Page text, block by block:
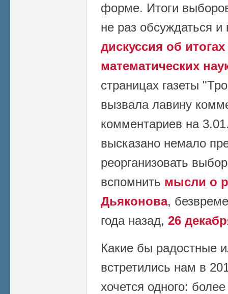
форме. Итоги
не раз обсуждаться и
дискуссия об
математических
страницах газеты
вызвала лавину
комментариев на
высказано немало
реорганизовать
вспомнить мысли о
Дьяконова,
года назад, 26
Какие бы радостные
встретились нам в
хочется одного: